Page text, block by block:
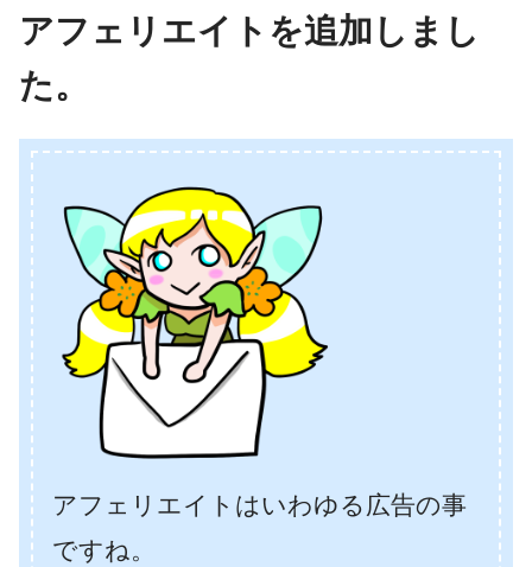
アフェリエイトを追加しまし
た。
アフェリエイトはいわゆる広告の事
ですね。